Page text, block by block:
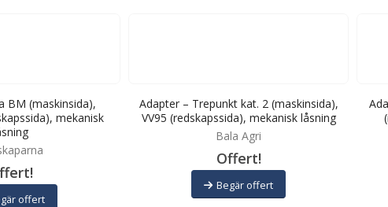
BM (maskinsida),
mekanisk
offert
Adapter – Trepunkt kat. 2 (maskinsida),
VV95 (redskapssida), mekanisk låsning
Bala Agri
Offert!
Begär offert